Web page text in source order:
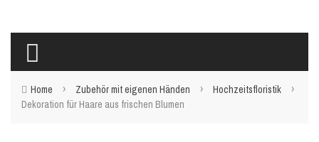
Home › Zubehör mit eigenen Händen › Hochzeitsfloristik ›
Dekoration für Haare aus frischen Blumen